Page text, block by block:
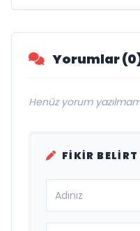
Yorumlar
Henüz yorum
FIKIR BELIRT